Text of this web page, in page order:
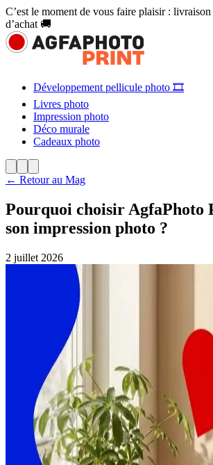
C’est le moment de vous faire plaisir :
d’achat 🚚
Développement pellicule photo 🎞️
Livres photo
Impression photo
Déco murale
Cadeaux photo
← Retour au Mag
Pourquoi choisir AgfaPhoto
son impression photo ?
2 juillet 2026